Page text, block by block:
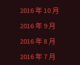
2016 年 10 月
2016 年 9 月
2016 年 8 月
2016 年 7 月